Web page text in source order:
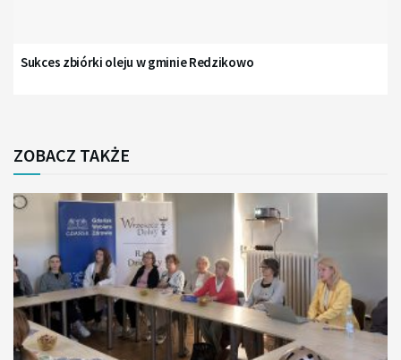
Sukces zbiórki oleju w gminie Redzikowo
ZOBACZ TAKŻE